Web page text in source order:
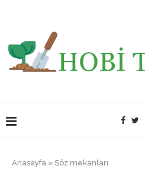
Anasayfa » Söz mekanları